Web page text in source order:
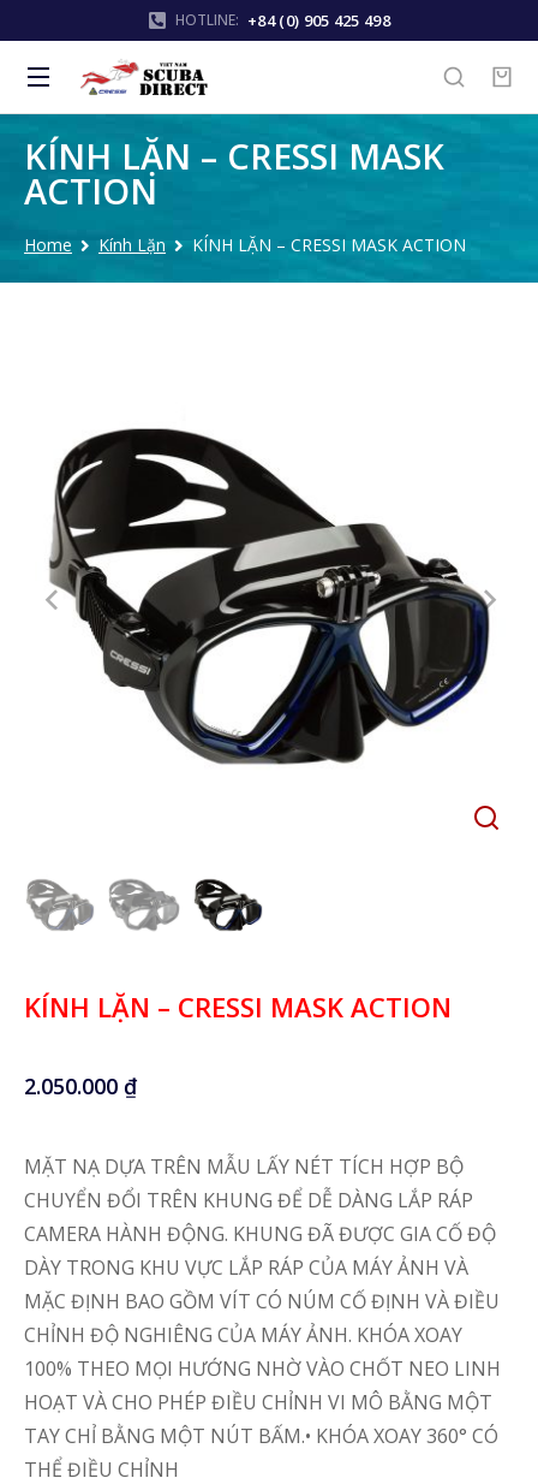
HOTLINE: +84 (0) 905 425 498
KÍNH LẶN – CRESSI MASK
ACTION
You are here:
Home Kính Lặn KÍNH LẶN – CRESSI MASK ACTION
KÍNH LẶN – CRESSI MASK ACTION
2.050.000 ₫
MẶT NẠ DỰA TRÊN MẪU LẤY NÉT TÍCH HỢP BỘ
CHUYỂN ĐỔI TRÊN KHUNG ĐỂ DỄ DÀNG LẮP RÁP
CAMERA HÀNH ĐỘNG. KHUNG ĐÃ ĐƯỢC GIA CỐ ĐỘ
DÀY TRONG KHU VỰC LẮP RÁP CỦA MÁY ẢNH VÀ
MẶC ĐỊNH BAO GỒM VÍT CÓ NÚM CỐ ĐỊNH VÀ ĐIỀU
CHỈNH ĐỘ NGHIÊNG CỦA MÁY ẢNH. KHÓA XOAY
100% THEO MỌI HƯỚNG NHỜ VÀO CHỐT NEO LINH
HOẠT VÀ CHO PHÉP ĐIỀU CHỈNH VI MÔ BẰNG MỘT
TAY CHỈ BẰNG MỘT NÚT BẤM.• KHÓA XOAY 360° CÓ
THỂ ĐIỀU CHỈNH